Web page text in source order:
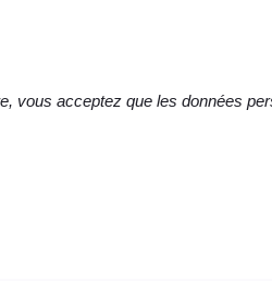
acceptez que les données